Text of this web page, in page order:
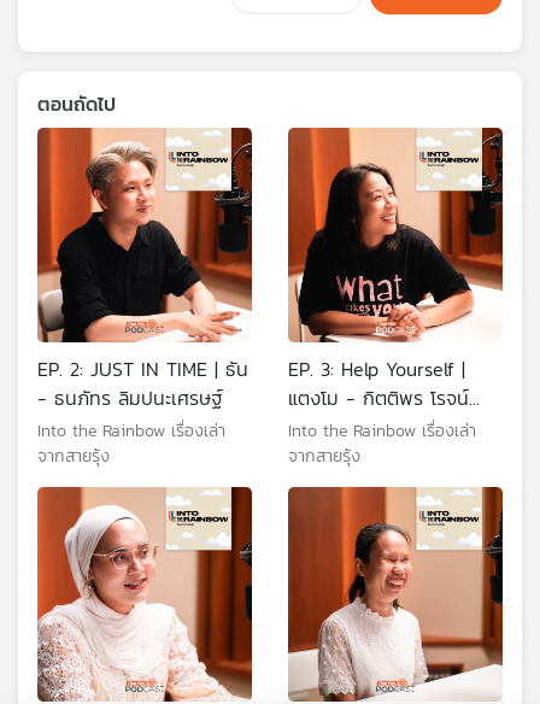
ตอนถัดไป
EP. 2: JUST IN TIME | ธัน
- ธนภัทร ลิมปนะเศรษฐ์
Into the Rainbow เรื่องเล่า
จากสายรุ้ง
EP. 3: Help Yourself |
แตงโม - กิตติพร โรจน์
วณิช
Into the Rainbow เรื่องเล่า
จากสายรุ้ง